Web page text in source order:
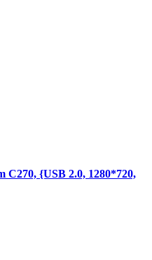
C270, {USB 2.0, 1280*720,